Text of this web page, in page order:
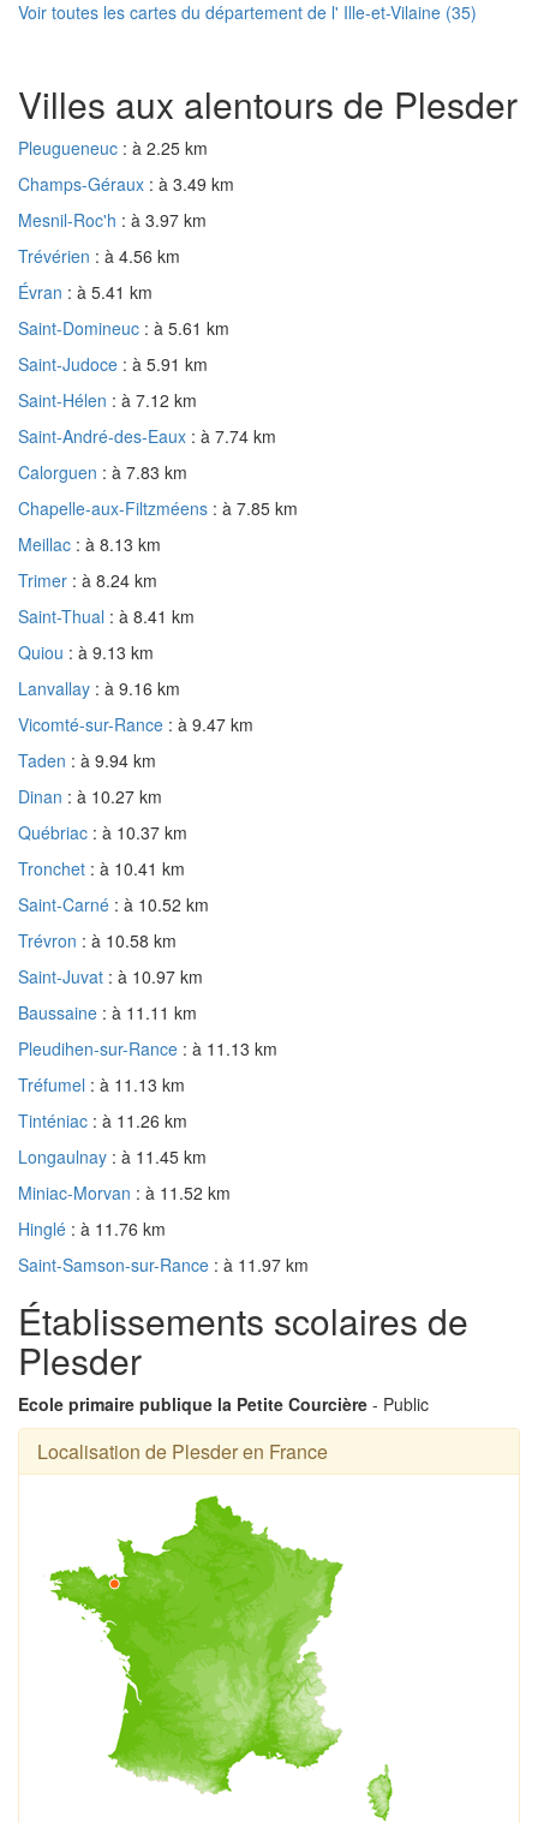
Voir toutes les cartes du département de l' Ille-et-Vilaine (35)
Villes aux alentours de Plesder
Pleugueneuc : à 2.25 km
Champs-Géraux : à 3.49 km
Mesnil-Roc'h : à 3.97 km
Trévérien : à 4.56 km
Évran : à 5.41 km
Saint-Domineuc : à 5.61 km
Saint-Judoce : à 5.91 km
Saint-Hélen : à 7.12 km
Saint-André-des-Eaux : à 7.74 km
Calorguen : à 7.83 km
Chapelle-aux-Filtzméens : à 7.85 km
Meillac : à 8.13 km
Trimer : à 8.24 km
Saint-Thual : à 8.41 km
Quiou : à 9.13 km
Lanvallay : à 9.16 km
Vicomté-sur-Rance : à 9.47 km
Taden : à 9.94 km
Dinan : à 10.27 km
Québriac : à 10.37 km
Tronchet : à 10.41 km
Saint-Carné : à 10.52 km
Trévron : à 10.58 km
Saint-Juvat : à 10.97 km
Baussaine : à 11.11 km
Pleudihen-sur-Rance : à 11.13 km
Tréfumel : à 11.13 km
Tinténiac : à 11.26 km
Longaulnay : à 11.45 km
Miniac-Morvan : à 11.52 km
Hinglé : à 11.76 km
Saint-Samson-sur-Rance : à 11.97 km
Établissements scolaires de
Plesder
Ecole primaire publique la Petite Courcière - Public
Localisation de Plesder en France